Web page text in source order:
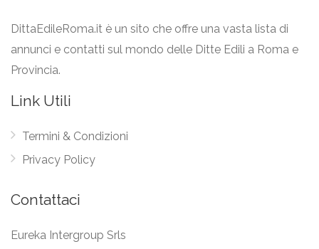
DittaEdileRoma.it è un sito che offre una vasta lista di
annunci e contatti sul mondo delle Ditte Edili a Roma e
Provincia.
Link Utili
Termini & Condizioni
Privacy Policy
Contattaci
Eureka Intergroup Srls